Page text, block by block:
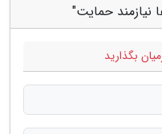
نیازمند حمایت"
بگذارید